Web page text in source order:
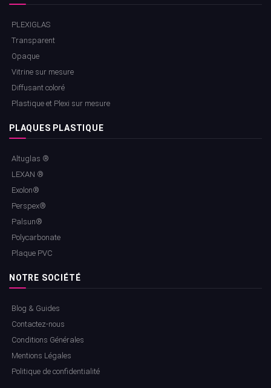
PLEXIGLAS
Transparent
Opaque
Vitrine sur mesure
Diffusant coloré
Plastique et Plexi sur mesure
PLAQUES PLASTIQUE
Altuglas ®
LEXAN ®
Exolon®
Perspex®
Palsun®
Polycarbonate
Plaque PVC
NOTRE SOCIÉTÉ
Blog & Guides
Contactez-nous
Conditions Générales
Mentions Légales
Politique de confidentialité